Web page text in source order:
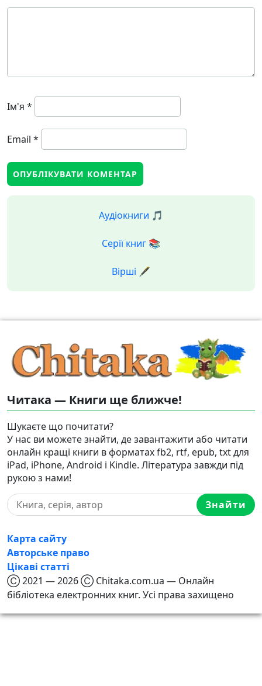
Ім'я *
Email *
Аудіокниги 🎵
Серії книг 📚
Вірші 🖋️
Читака — Книги ще ближче!
Шукаєте що почитати?
У нас ви можете знайти, де завантажити або читати
онлайн кращі книги в форматах fb2, rtf, epub, txt для
iPad, iPhone, Android і Kindle. Література завжди під
рукою з нами!
Знайти
Карта сайту
Авторське право
Цікаві статті
Ⓒ 2021 — 2026 Ⓒ Chitaka.com.ua — Онлайн
бібліотека електронних книг. Усі права захищено